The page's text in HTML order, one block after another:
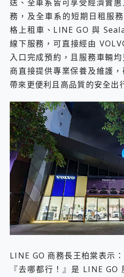
送、全車系皆可享受經濟實
務，及全車系的短期日租服
格上租車、LINE GO 與
線下服務，可直接經由
入口完成預約，且服務車輛
商直接提供專業保養及維護
帶來更便利且高品質的安全出
LINE GO 商務長王柏棠表示
『去哪都行！』是 LINE